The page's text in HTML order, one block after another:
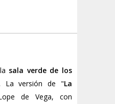
sala verde de los
La versión de "La
de Vega, con